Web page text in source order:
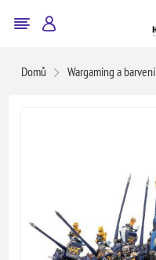
Domů Wargaming a barvení